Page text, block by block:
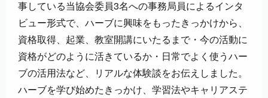
事している当協会委員3名への事務局員によるインタ
ビュー形式で、ハーブに興味をもったきっかけから、
資格取得、起業、教室開講にいたるまで・今の活動に
資格がどのように活きているか・日常でよく使うハー
ブの活用法など、リアルな体験談をお伝えしました。
ハーブを学び始めたきっかけ、学習法やキャリアステ